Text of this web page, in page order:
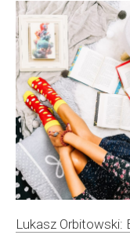
Lukasz Orbitowski: